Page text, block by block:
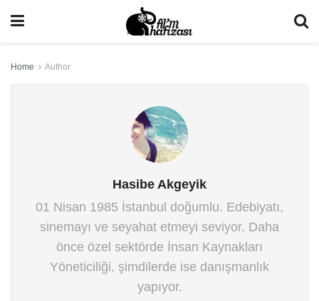
Home Author
Hasibe Akgeyik
01 Nisan 1985 İstanbul doğumlu. Edebiyatı,
sinemayı ve seyahat etmeyi seviyor. Daha
önce özel sektörde İnsan Kaynakları
Yöneticiliği, şimdilerde ise danışmanlık
yapıyor.